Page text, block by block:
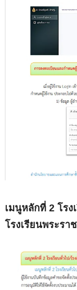
เมนูหลักที่ 2 โร
โรงเรียนพระรา